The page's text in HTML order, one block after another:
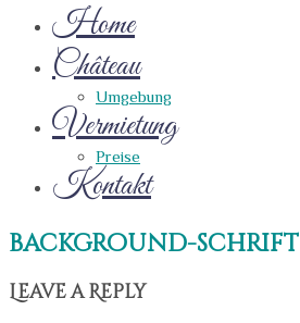
Home
Château
Umgebung
Vermietung
Preise
Kontakt
background-schrift
Leave a Reply